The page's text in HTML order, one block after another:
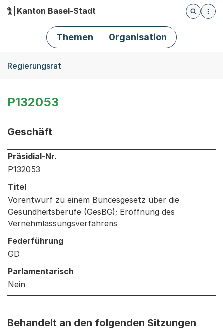
Hauptnavigation
Kanton Basel-Stadt
Öffnet
Themen Organisation
Regierungsrat
P132053
Geschäft
Informationen zum Ausgewählten Geschäft
Präsidial-Nr.
P132053
Titel
Vorentwurf zu einem Bundesgesetz über die
Gesundheitsberufe (GesBG); Eröffnung des
Vernehmlassungsverfahrens
Federführung
GD
Parlamentarisch
Nein
Behandelt an den folgenden Sitzungen